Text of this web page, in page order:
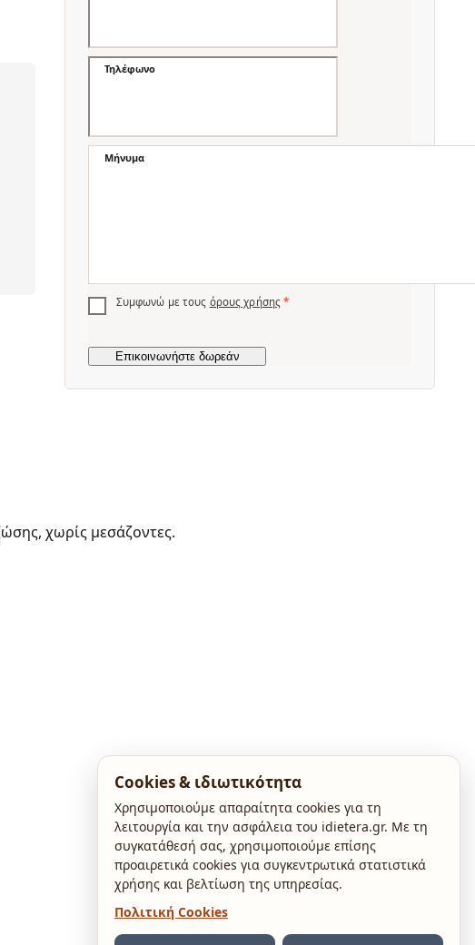
Τηλέφωνο
Μήνυμα
Συμφωνώ με τους όρους χρήσης *
χωρίς μεσάζοντες.
Cookies & ιδιωτικότητα
Χρησιμοποιούμε απαραίτητα cookies για τη
λειτουργία και την ασφάλεια του idietera.gr. Με τη
συγκατάθεσή σας, χρησιμοποιούμε επίσης
προαιρετικά cookies για συγκεντρωτικά στατιστικά
χρήσης και βελτίωση της υπηρεσίας.
Πολιτική Cookies